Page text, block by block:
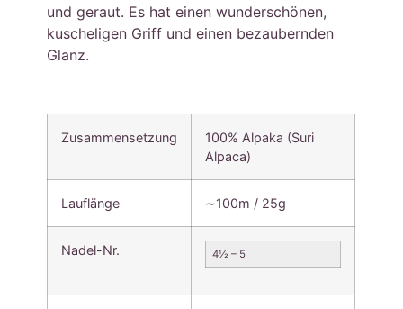
und geraut. Es hat einen wunderschönen,
kuscheligen Griff und einen bezaubernden
Glanz.
Zusammensetzung
100% Alpaka (Suri
Alpaca)
Lauflänge ∼100m / 25g
Nadel-Nr. 4½ – 5